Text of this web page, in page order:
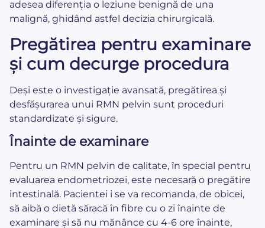
adesea diferenția o leziune benignă de una
malignă, ghidând astfel decizia chirurgicală.
Pregătirea pentru examinare
și cum decurge procedura
Deși este o investigație avansată, pregătirea și
desfășurarea unui RMN pelvin sunt proceduri
standardizate și sigure.
Înainte de examinare
Pentru un RMN pelvin de calitate, în special pentru
evaluarea endometriozei, este necesară o pregătire
intestinală. Pacientei i se va recomanda, de obicei,
să aibă o dietă săracă în fibre cu o zi înainte de
examinare și să nu mănânce cu 4-6 ore înainte,